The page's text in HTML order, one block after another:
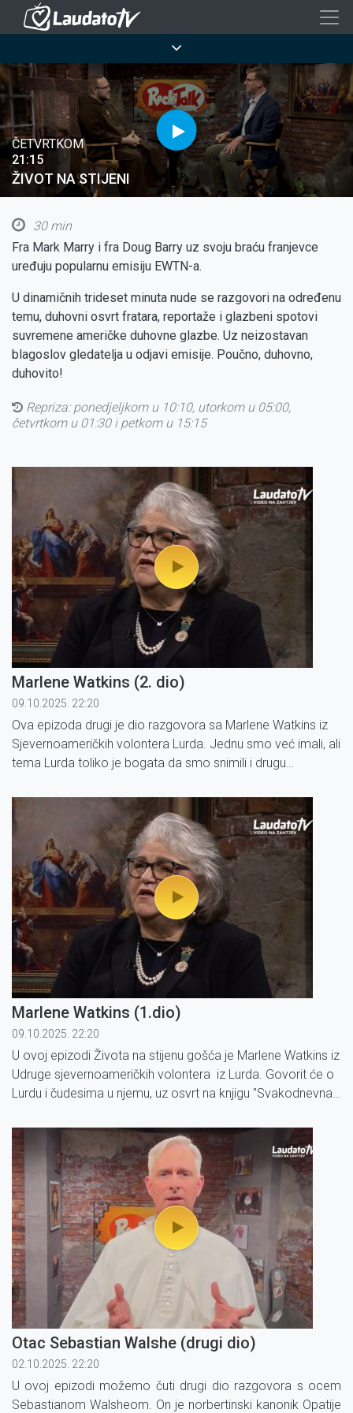
Skoči
sadržaj
ČETVRTKOM
21:15
ŽIVOT NA STIJENI
30 min
Fra Mark Marry i fra Doug Barry uz svoju braću franjevce
uređuju popularnu emisiju EWTN-a.
U dinamičnih trideset minuta nude se razgovori na određenu
temu, duhovni osvrt fratara, reportaže i glazbeni spotovi
suvremene američke duhovne glazbe. Uz neizostavan
blagoslov gledatelja u odjavi emisije. Poučno, duhovno,
duhovito!
Repriza: ponedjeljkom u 10:10, utorkom u 05:00,
četvrtkom u 01:30 i petkom u 15:15
Marlene Watkins (2. dio)
09.10.2025. 22:20
Ova epizoda drugi je dio razgovora sa Marlene Watkins iz
Sjevernoameričkih volontera Lurda. Jednu smo već imali, ali
tema Lurda toliko je bogata da smo snimili i drugu
Lourdes / Svakodnevna čuda Lurda“.
Marlene Watkins (1.dio)
09.10.2025. 22:20
U ovoj epizodi Života na stijenu gošća je Marlene Watkins iz
Udruge sjevernoameričkih volontera iz Lurda. Govorit će o
Lurdu i čudesima u njemu, uz osvrt na knjigu "Svakodnevna
Otac Sebastian Walshe (drugi dio)
02.10.2025. 22:20
U ovoj epizodi možemo čuti drugi dio razgovora s ocem
Sebastianom Walsheom. On je norbertinski kanonik Opatije